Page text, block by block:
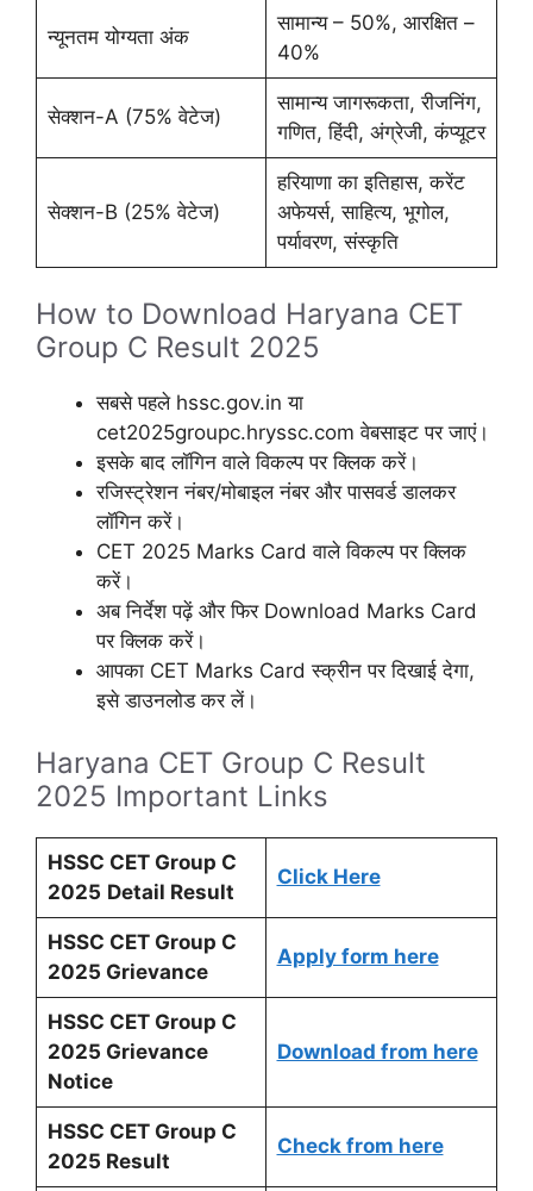
न्यूनतम योग्यता अंक
सामान्य – 50%, आरक्षित –
40%
सेक्शन-A (75% वेटेज)
सामान्य जागरूकता, रीजनिंग,
गणित, हिंदी, अंग्रेजी, कंप्यूटर
सेक्शन-B (25% वेटेज)
हरियाणा का इतिहास, करेंट
अफेयर्स, साहित्य, भूगोल,
पर्यावरण, संस्कृति
How to Download Haryana CET
Group C Result 2025
सबसे पहले hssc.gov.in या
cet2025groupc.hryssc.com वेबसाइट पर जाएं।
इसके बाद लॉगिन वाले विकल्प पर क्लिक करें।
रजिस्ट्रेशन नंबर/मोबाइल नंबर और पासवर्ड डालकर
लॉगिन करें।
CET 2025 Marks Card वाले विकल्प पर क्लिक
करें।
अब निर्देश पढ़ें और फिर Download Marks Card
पर क्लिक करें।
आपका CET Marks Card स्क्रीन पर दिखाई देगा,
इसे डाउनलोड कर लें।
Haryana CET Group C Result
2025 Important Links
HSSC CET Group C
2025 Detail Result
Click Here
HSSC CET Group C
2025 Grievance
Apply form here
HSSC CET Group C
2025 Grievance
Notice
Download from here
HSSC CET Group C
2025 Result
Check from here